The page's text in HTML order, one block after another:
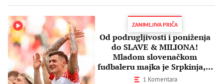
ZANIMLJIVA PRIČA
Od podrugljivosti i poniženja
do SLAVE & MILIONA!
Mladom slovenačkom
fudbaleru majka je Srpkinja, a
priča filmska
1 Komentara